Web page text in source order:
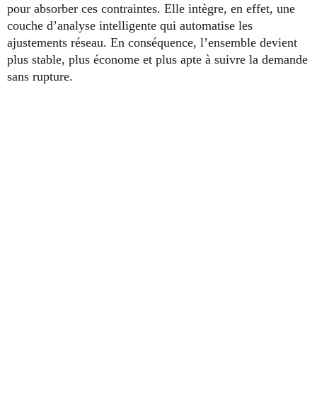
pour absorber ces contraintes. Elle intègre, en effet, une
couche d’analyse intelligente qui automatise les
ajustements réseau. En conséquence, l’ensemble devient
plus stable, plus économe et plus apte à suivre la demande
sans rupture.